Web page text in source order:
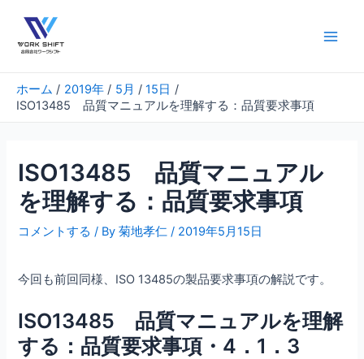
ホーム 2019年 5月
15日
ISO13485 品質マニュアルを理解する：品質要求事項
ISO13485 品質マニュアル
を理解する：品質要求事項
コメントする / By菊地孝仁/ 2019年5月15日
今回も前回同様、ISO 13485の製品要求事項の解説です。
ISO13485 品質マニュアルを理解
する：品質要求事項・4．1．3